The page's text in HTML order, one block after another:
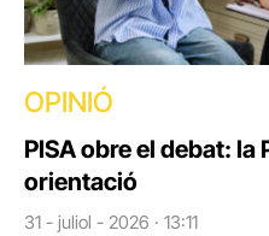
OPINIÓ
PISA obre el debat:
orientació
31 - juliol - 2026 · 13:11